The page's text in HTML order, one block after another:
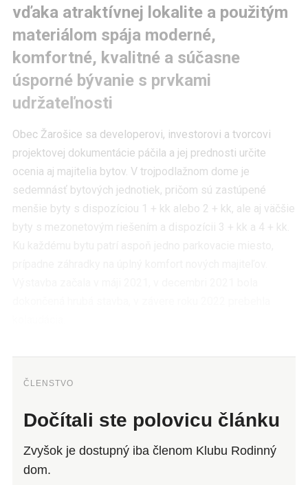
vďaka atraktívnej lokalite a použitým
materiálom spája moderné,
komfortné, kvalitné a súčasne
úsporné bývanie s prvkami
udržateľnosti
Obec Žarošice sa developerovi, investorovi a tvorcovi
projektovej dokumentácie páčila a jej prednosti určite
ocenia aj majitelia bytov. V trojpodlažnom dome je
sedemnásť bytových jednotiek, pričom sú zastúpené
menšie byty s dispozíciou 1 + kk alebo 2 + kk, ale aj väčšie
byty s mezonetovým riešením a dispozícii 3 + kk a 4 + kk.
ČLENSTVO
Dočítali ste polovicu článku
Zvyšok je dostupný iba členom Klubu Rodinný
dom.